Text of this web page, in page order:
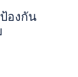
องกัน